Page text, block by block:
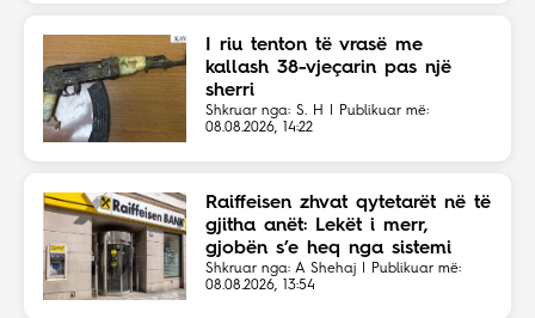
I riu tenton të vrasë me
kallash 38-vjeçarin pas një
sherri
Shkruar nga: S. H | Publikuar më:
08.08.2026, 14:22
Raiffeisen zhvat qytetarët në të
gjitha anët: Lekët i merr,
gjobën s’e heq nga sistemi
Shkruar nga: A Shehaj | Publikuar më:
08.08.2026, 13:54